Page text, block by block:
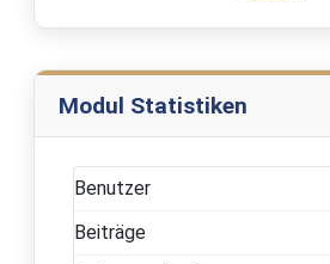
Modul Statistiken
Benutzer
Beiträge